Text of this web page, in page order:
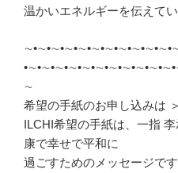
温かいエネルギーを伝えて
∼
希望の手紙のお申し込みは
ILCHI希望の手紙は、一指
康で幸せで平和に
過ごすためのメッセージです